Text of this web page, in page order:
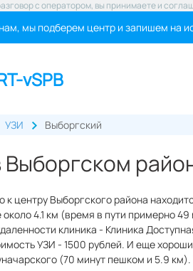
с оператором, вы принимаете и
мы подберем центр и запишем на
vSPB
УЗИ Выборгский
Выборгском
к центру Выборгского района
около 4.1 км (время в пути примерно
клиника - Клиника
УЗИ - 1500 рублей. И еще
(70 минут пешком и 5.9 км).